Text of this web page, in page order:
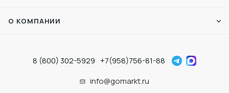
О КОМПАНИИ
8 (800) 302-5929 +7(958)756-81-88
info@gomarkt.ru